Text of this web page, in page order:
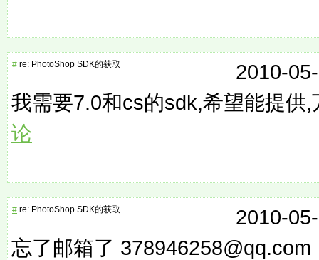
# re: PhotoShop SDK的获取
2010-
我需要7.0和cs的sdk,希望能提
论
# re: PhotoShop SDK的获取
2010-
忘了邮箱了